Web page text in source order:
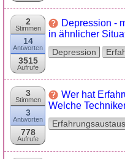
2
Stimmen
14
Antworten
3515
Aufrufe
Depression -
in ähnlicher
Depression
3
Stimmen
3
Antworten
778
Aufrufe
Wer hat
Welche